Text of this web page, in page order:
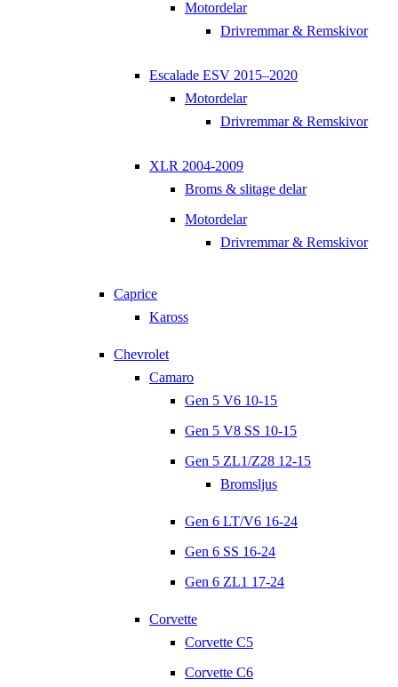
Motordelar
Drivremmar & Remskivor
Escalade ESV 2015–2020
Motordelar
Drivremmar & Remskivor
XLR 2004-2009
Broms & slitage delar
Motordelar
Drivremmar & Remskivor
Caprice
Kaross
Chevrolet
Camaro
Gen 5 V6 10-15
Gen 5 V8 SS 10-15
Gen 5 ZL1/Z28 12-15
Bromsljus
Gen 6 LT/V6 16-24
Gen 6 SS 16-24
Gen 6 ZL1 17-24
Corvette
Corvette C5
Corvette C6